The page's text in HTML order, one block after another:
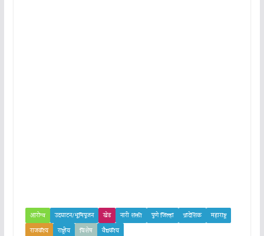
आरोग्य उदघाटन/भूमिपूजन खेड नारी शक्ती पुणे जिल्हा प्रादेशिक
महाराष्ट्र
राजकीय
राष्ट्रीय विशेष वैद्यकीय